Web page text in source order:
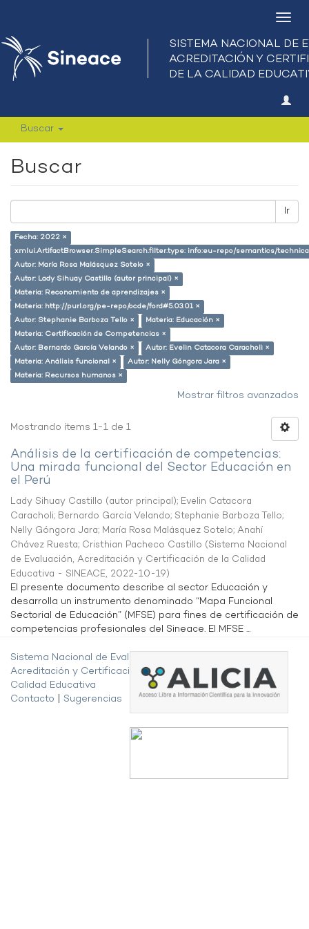
Buscar
Buscar
Ir
Fecha: 2022 ×
xmlui.ArtifactBrowser.SimpleSearch.filter.type: info:eu-repo/semantics/
Autor: María Rosa Malásquez Sotelo ×
Autor: Lady Sihuay Castillo (autor principal) ×
Materia: Reconomiento de aprendizajes ×
Materia: http://purl.org/pe-repo/ocde/ford#5.03.01 ×
Autor: Stephanie Barboza Tello ×
Materia: Educación ×
Materia: Certificación de Competencias ×
Autor: Bernardo García Velando ×
Autor: Evelin Catacora Caracholi ×
Materia: Análisis funcional ×
Autor: Nelly Góngora Jara ×
Materia: Recursos humanos ×
Mostrar filtros avanzados
Mostrando ítems 1-1 de 1
Análisis de la certificación de competencias:
Una mirada funcional del Sector Educación en
el Perú
Lady Sihuay Castillo (autor principal); Evelin Catacora
Caracholi; Bernardo García Velando; Stephanie Barboza Tello;
Nelly Góngora Jara; María Rosa Malásquez Sotelo; Anahí
Chávez Ruesta; Cristhian Pacheco Castillo (Sistema Nacional
de Evaluación, Acreditación y Certificación de la Calidad
Educativa - SINEACE, 2022-10-19)
El presente documento describe al sector Educación y
desarrolla un instrumento denominado “Mapa Funcional
Sectorial de Educación” (MFSE) para fines de certificación de
competencias profesionales del Sineace. El MFSE ...
Sistema Nacional de Evaluación,
Acreditación y Certificación de la
Calidad Educativa
Contacto
Sugerencias